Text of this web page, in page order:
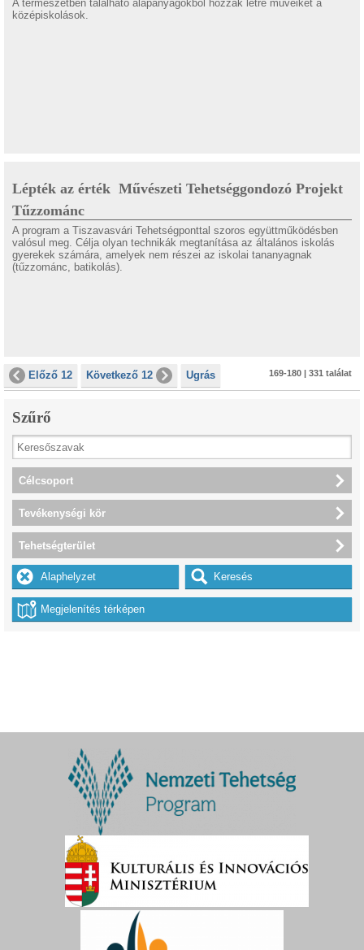
A természetben található alapanyagokból hozzák létre műveiket a
középiskolások.
Lépték az érték  Művészeti Tehetséggondozó Projekt 
Tűzzománc
A program a Tiszavasvári Tehetségponttal szoros együttműködésben
valósul meg. Célja olyan technikák megtanítása az általános iskolás
gyerekek számára, amelyek nem részei az iskolai tananyagnak
(tűzzománc, batikolás).
Előző 12 Következő 12 Ugrás 169-180 | 331 találat
Szűrő
Célcsoport
Tevékenységi kör
Tehetségterület